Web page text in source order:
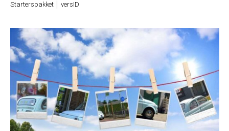
Starterspakket │ versID